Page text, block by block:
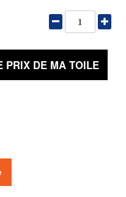
PRIX DE MA TOILE